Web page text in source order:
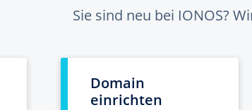
Sie sind neu bei IONOS?
Domain
einrichten